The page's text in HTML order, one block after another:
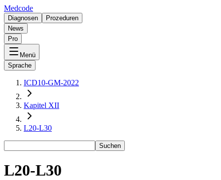
Medcode
Diagnosen
Prozeduren
News
Pro
Menü
Sprache
ICD10-GM-2022
Kapitel XII
L20-L30
Suchen
L20-L30